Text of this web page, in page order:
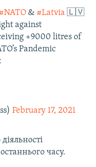
& #Latvia 🇱🇻
against
+9000 litres of
Pandemic
February 17, 2021
часу.